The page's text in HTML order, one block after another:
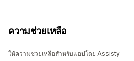
ความช่วยเหลือ
ให้ความช่วยเหลือสำหรับแอปโดย Assisty